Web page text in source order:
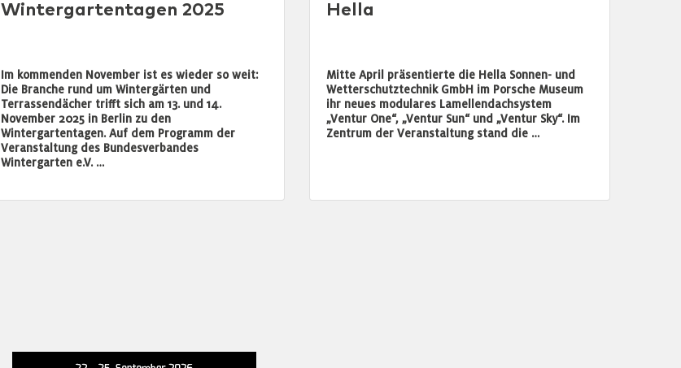
Wintergartentagen 2025
Im kommenden November ist es wieder so weit:
Die Branche rund um Wintergärten und
Terrassendächer trifft sich am 13. und 14.
November 2025 in Berlin zu den
Wintergartentagen. Auf dem Programm der
Veranstaltung des Bundesverbandes
Wintergarten e.V. …
Hella
Mitte April präsentierte die Hella Sonnen- und
Wetterschutztechnik GmbH im Porsche Museum
ihr neues modulares Lamellendachsystem
„Ventur One“, „Ventur Sun“ und „Ventur Sky“. Im
Zentrum der Veranstaltung stand die …